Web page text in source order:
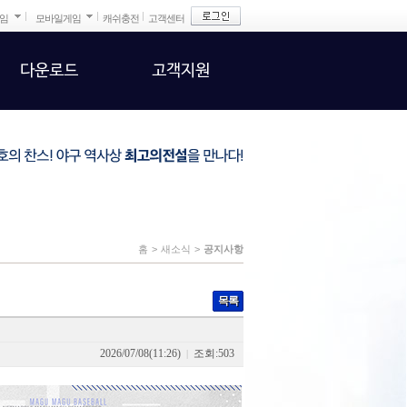
모바일게임 캐쉬충전 고객센터
다운로드 고객지원
홈 > 새소식 > 공지사항
목록
2026/07/08(11:26) | 조회:503